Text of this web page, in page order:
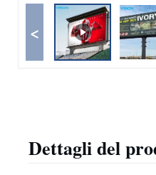
<
Dettagli del